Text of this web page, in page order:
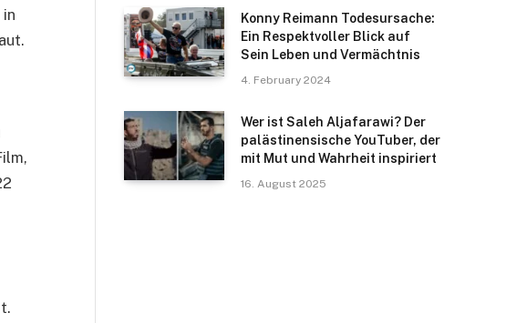
Konny Reimann Todesursache:
Ein Respektvoller Blick auf
Sein Leben und Vermächtnis
4. February 2024
Wer ist Saleh Aljafarawi? Der
palästinensische YouTuber, der
mit Mut und Wahrheit inspiriert
16. August 2025